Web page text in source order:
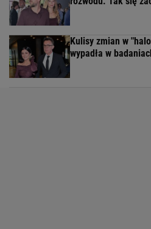
Kulisy zmian w
wypadła w